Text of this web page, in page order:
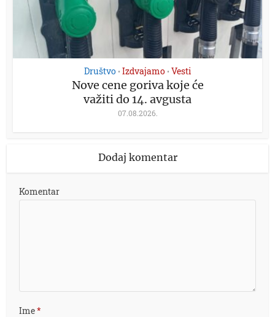
Društvo • Izdvajamo • Vesti
Nove cene goriva koje će
važiti do 14. avgusta
07.08.2026.
Dodaj komentar
Komentar
Ime*